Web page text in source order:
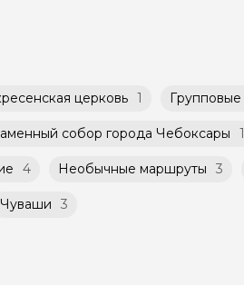
церковь 1 Групповые
собор города Чебоксары 1
4 Необычные маршруты 3
Чуваши 3